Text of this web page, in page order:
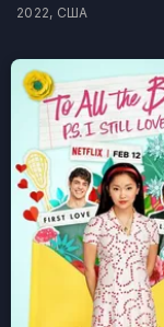
2022, США